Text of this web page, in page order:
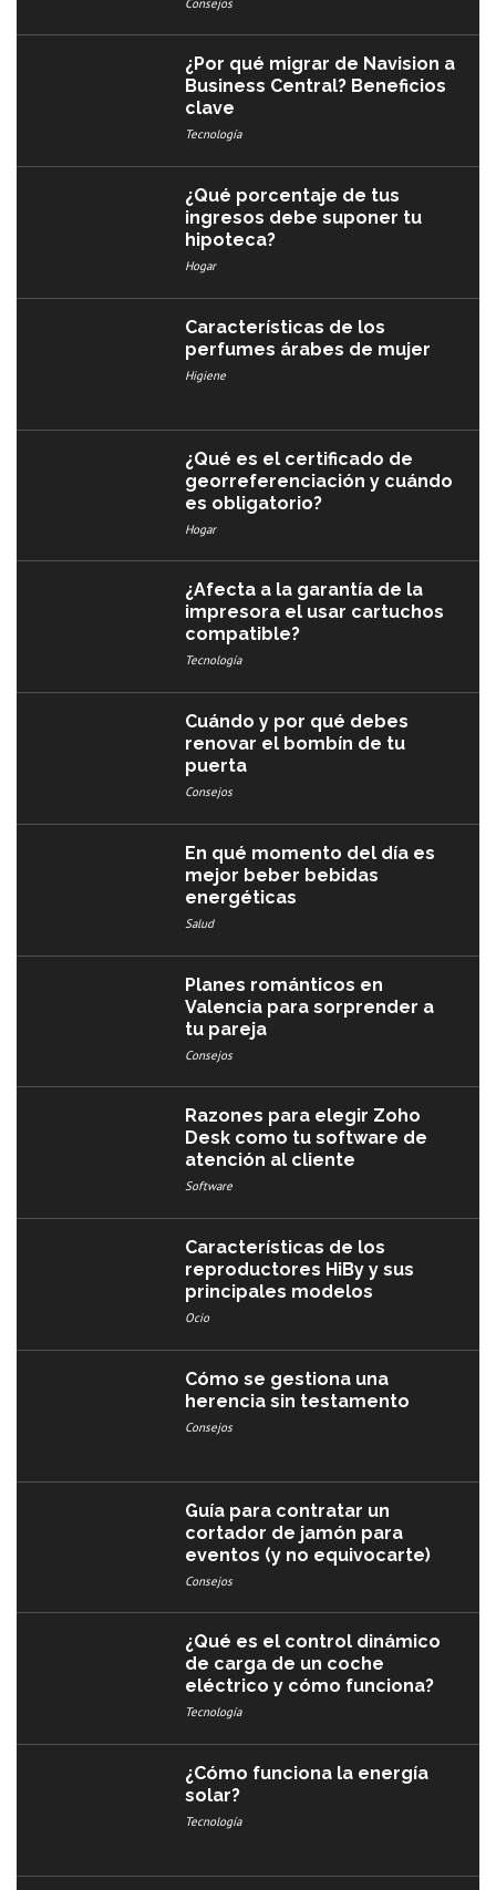
¿Por qué migrar de Navision a
Business Central? Beneficios
clave
Tecnología
¿Qué porcentaje de tus
ingresos debe suponer tu
hipoteca?
Hogar
Características de los
perfumes árabes de mujer
Higiene
¿Qué es el certificado de
georreferenciación y cuándo
es obligatorio?
Hogar
¿Afecta a la garantía de la
impresora el usar cartuchos
compatible?
Tecnología
Cuándo y por qué debes
renovar el bombín de tu
puerta
Consejos
En qué momento del día es
mejor beber bebidas
energéticas
Salud
Planes románticos en
Valencia para sorprender a
tu pareja
Consejos
Razones para elegir Zoho
Desk como tu software de
atención al cliente
Software
Características de los
reproductores HiBy y sus
principales modelos
Ocio
Cómo se gestiona una
herencia sin testamento
Consejos
Guía para contratar un
cortador de jamón para
eventos (y no equivocarte)
Consejos
¿Qué es el control dinámico
de carga de un coche
eléctrico y cómo funciona?
Tecnología
¿Cómo funciona la energía
solar?
Tecnología